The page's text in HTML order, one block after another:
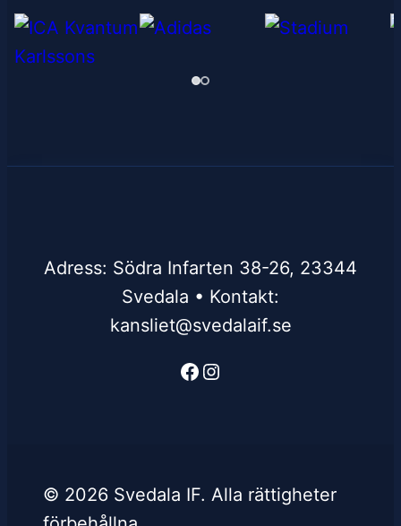
Adress: Södra Infarten 38-26, 23344
Svedala • Kontakt:
kansliet@svedalaif.se
Facebook
Instagram
© 2026 Svedala IF. Alla rättigheter